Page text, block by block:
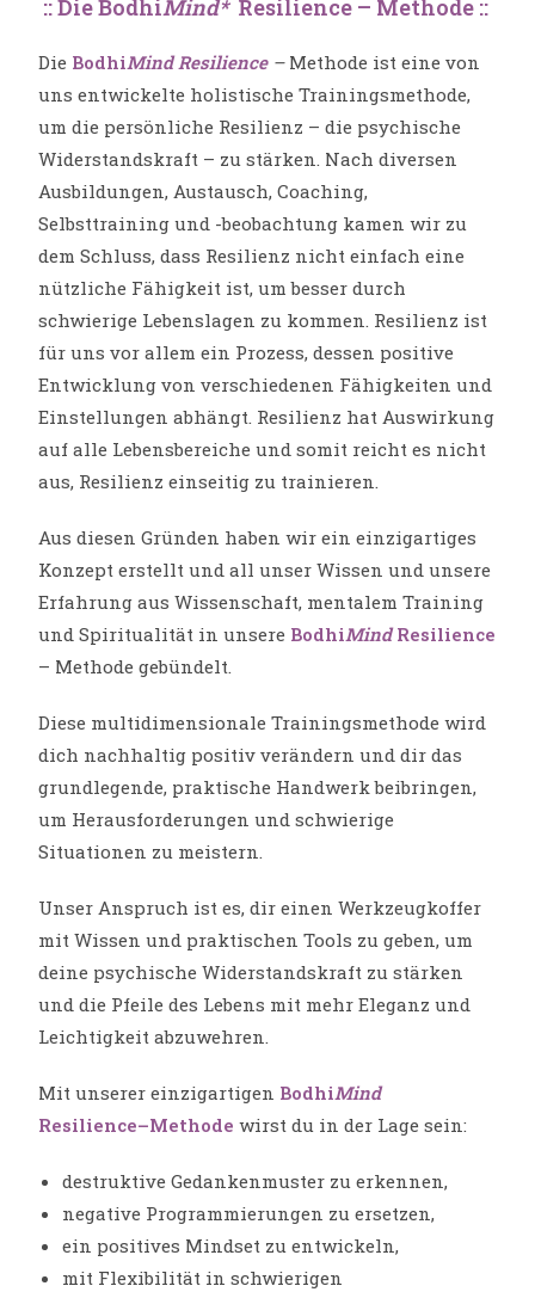
:: Die BodhiMind* Resilience – Methode ::
Die BodhiMind Resilience– Methode ist eine von
uns entwickelte holistische Trainingsmethode,
um die persönliche Resilienz – die psychische
Widerstandskraft – zu stärken. Nach diversen
Ausbildungen, Austausch, Coaching,
Selbsttraining und -beobachtung kamen wir zu
dem Schluss, dass Resilienz nicht einfach eine
nützliche Fähigkeit ist, um besser durch
schwierige Lebenslagen zu kommen. Resilienz ist
für uns vor allem ein Prozess, dessen positive
Entwicklung von verschiedenen Fähigkeiten und
Einstellungen abhängt. Resilienz hat Auswirkung
auf alle Lebensbereiche und somit reicht es nicht
aus, Resilienz einseitig zu trainieren.
Aus diesen Gründen haben wir ein einzigartiges
Konzept erstellt und all unser Wissen und unsere
Erfahrung aus Wissenschaft, mentalem Training
und Spiritualität in unsere BodhiMindResilience
– Methode gebündelt.
Diese multidimensionale Trainingsmethode wird
dich nachhaltig positiv verändern und dir das
grundlegende, praktische Handwerk beibringen,
um Herausforderungen und schwierige
Situationen zu meistern.
Unser Anspruch ist es, dir einen Werkzeugkoffer
mit Wissen und praktischen Tools zu geben, um
deine psychische Widerstandskraft zu stärken
und die Pfeile des Lebens mit mehr Eleganz und
Leichtigkeit abzuwehren.
Mit unserer einzigartigen BodhiMind
Resilience–Methode wirst du in der Lage sein:
destruktive Gedankenmuster zu erkennen,
negative Programmierungen zu ersetzen,
ein positives Mindset zu entwickeln,
mit Flexibilität in schwierigen